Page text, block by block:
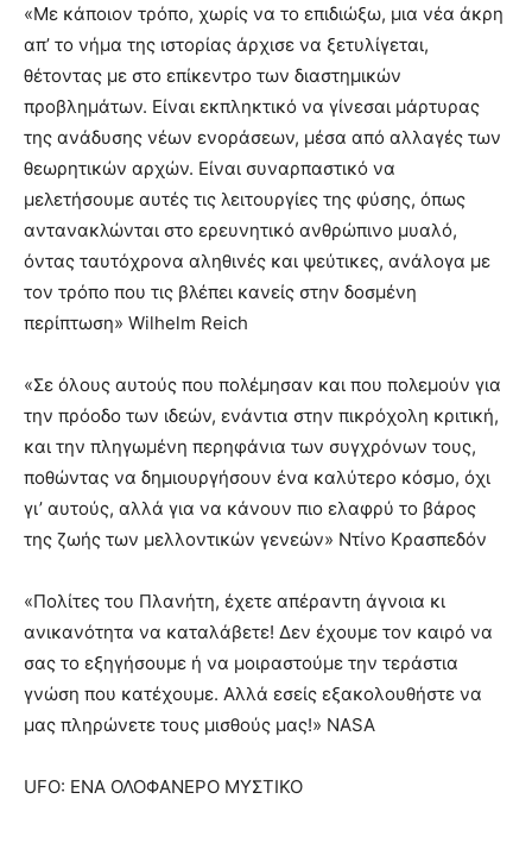
«Με κάποιον τρόπο, χωρίς να το επιδιώξω, μια νέα άκρη
απ’ το νήμα της ιστορίας άρχισε να ξετυλίγεται,
θέτοντας με στο επίκεντρο των διαστημικών
προβλημάτων. Είναι εκπληκτικό να γίνεσαι μάρτυρας
της ανάδυσης νέων ενοράσεων, μέσα από αλλαγές των
θεωρητικών αρχών. Είναι συναρπαστικό να
μελετήσουμε αυτές τις λειτουργίες της φύσης, όπως
αντανακλώνται στο ερευνητικό ανθρώπινο μυα­λό,
όντας ταυτόχρονα αληθινές και ψεύτικες, ανάλογα με
τον τρόπο που τις βλέπει κανείς στην δοσμένη
περίπτωση» Wilhelm Reich
«Σε όλους αυτούς που πολέμησαν και που πολεμούν για
την πρόοδο των ιδεών, ενάντια στην πικρόχολη κριτική,
και την πληγωμένη περηφάνια των συγχρόνων τους,
ποθώντας να δημιουργήσουν ένα καλύτερο κόσμο, όχι
γι’ αυτούς, αλλά για να κάνουν πιο ελαφρύ το βάρος
της ζωής των μελλοντικών γενεών» Ντίνο Κρασπεδόν
«Πολίτες του Πλανήτη, έχετε απέραντη άγνοια κι
ανικανότητα να καταλάβετε! Δεν έχουμε τον καιρό να
σας το εξηγήσουμε ή να μοιραστούμε την τεράστια
γνώση που κατέχουμε. Αλλά εσείς εξακολουθήστε να
μας πληρώνετε τους μισθούς μας!» NASA
UFO: ΕΝΑ ΟΛΟΦΑΝΕΡΟ ΜΥΣΤΙΚΟ